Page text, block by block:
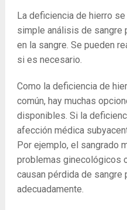
La deficiencia de hierro
simple análisis de sangre
en la sangre. Se pueden
si es necesario.
Como la deficiencia de
común, hay muchas
disponibles. Si la
afección médica
Por ejemplo, el sangrado
problemas ginecológicos
causan pérdida de sangre
adecuadamente.